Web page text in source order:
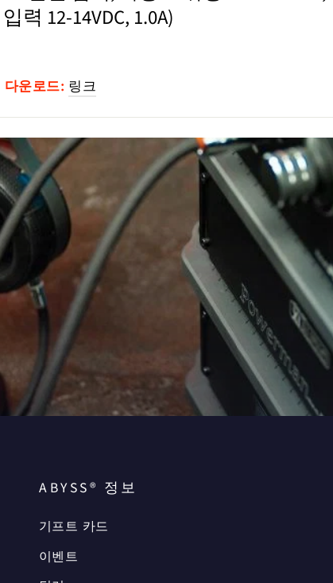
력 12-14VDC, 1.0A)
운로드: 링크
ABYSS® 정보
기프트 카드
이벤트